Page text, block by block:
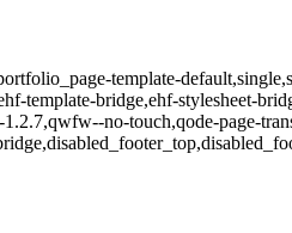
template-
template-bridge,ehf-stylesheet-
no-touch,qode-page-